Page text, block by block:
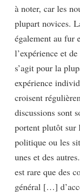
à noter, car les
plupart novices.
également au fur
l’expérience et
s’agit pour la
expérience
croisent
discussions sont
portent plutôt sur
politique ou les
unes et des
est rare que des
général […]